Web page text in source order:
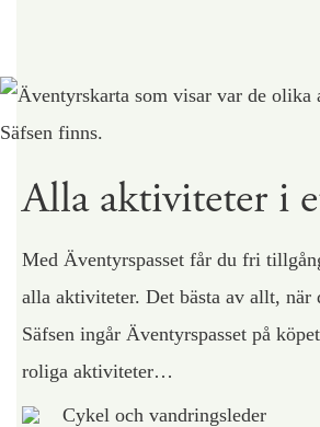
Alla aktiviteter i
Med Äventyrspasset får du fri
alla aktiviteter. Det bästa av allt, när
Säfsen ingår Äventyrspasset på
roliga aktiviteter…
Cykel och vandringsleder